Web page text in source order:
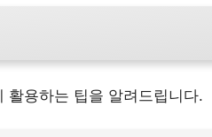
활용하는 팁을 알려드립니다.